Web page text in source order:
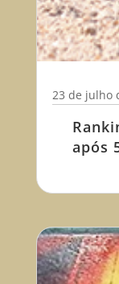
após
23 de julho